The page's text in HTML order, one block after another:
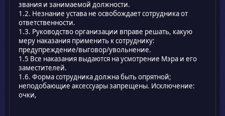
звания и занимаемой должности.
1.2. Незнание устава не освобождает сотрудника от
ответственности.
1.3. Руководство организации вправе решать, какую
меру наказания применить к сотруднику:
предупреждение/выговор/увольнение.
1.5 Все наказания выдаются на усмотрение Мэра и его
заместителей.
1.6. Форма сотрудника должна быть опрятной;
неподобающие аксессуары запрещены. Исключение:
очки,